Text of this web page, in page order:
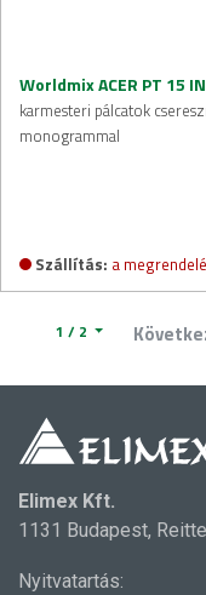
Worldmix ACER PT 15
karmesteri pálcatok
monogrammal
Szállítás: a
1 / 2
Elimex Kft.
1131 Budapest,
Nyitvatartás: